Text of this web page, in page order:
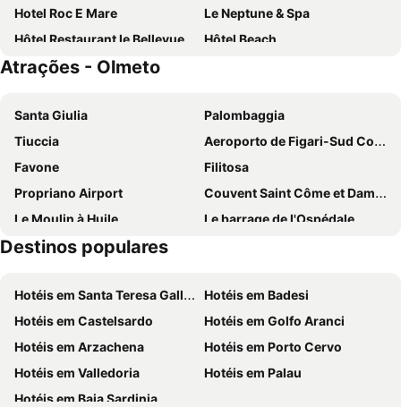
Hotel Roc E Mare
Le Neptune & Spa
Hôtel Restaurant le Bellevue
Hôtel Beach
Hotel Les Eucalyptus
Hotel Restaurant de la Poste
Auberge du col saint Georges
Auberge U n'Antru Versu
Atrações - Olmeto
Santa Giulia
Palombaggia
Tiuccia
Aeroporto de Figari-Sud Corse
Favone
Filitosa
Propriano Airport
Couvent Saint Côme et Damien
Le Moulin à Huile
Le barrage de l'Ospédale
Aeroporto de Ajaccio-Napoleão Bonaparte
La Marine
Circuit pédestre des falaises - Col Saint-Roch
Les Iles Sanguinaires
Musée de la Maison Bonaparte
Escalier du Roi d'Aragon
Destinos populares
Hotéis em Santa Teresa Gallura
Hotéis em Badesi
Hotéis em Castelsardo
Hotéis em Golfo Aranci
Hotéis em Arzachena
Hotéis em Porto Cervo
Hotéis em Valledoria
Hotéis em Palau
Hotéis em Baja Sardinia